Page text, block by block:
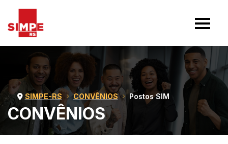
CONVÊNIOS
SIMPE-RS CONVÊNIOS Postos SIM